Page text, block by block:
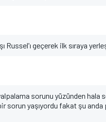
Russel'ı geçerek ilk sıraya
sorunu yüzünden hala
sorun yaşıyordu fakat şu anda